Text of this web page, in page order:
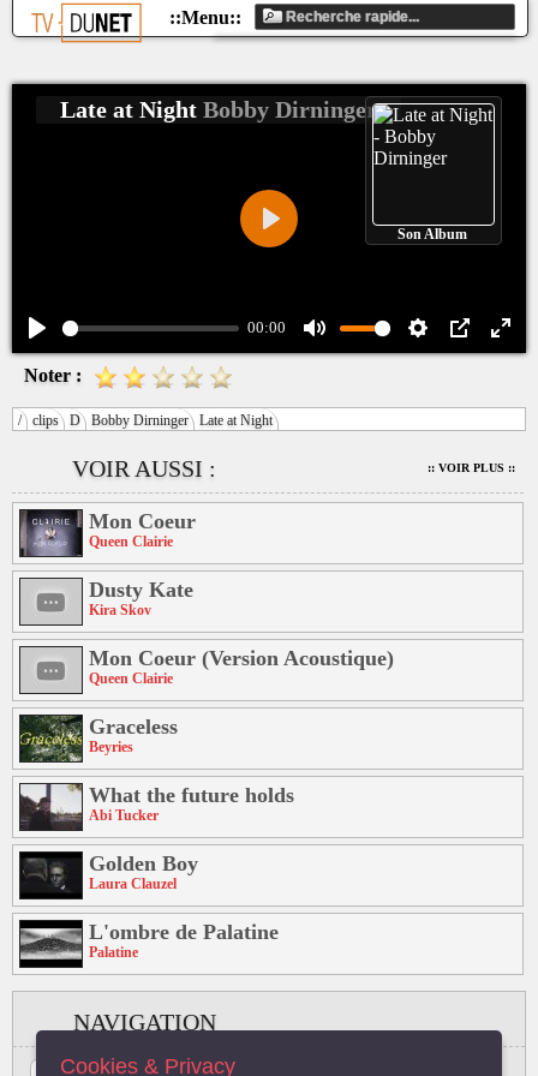
Play
00:00
Mute Settings
PIP
Play
Late at Night Bobby Dirninger
Son Album
/ clips D Bobby Dirninger Late at Night
VOIR AUSSI : :: VOIR PLUS ::
Mon Coeur
Queen Clairie
Dusty Kate
Kira Skov
Mon Coeur (Version Acoustique)
Queen Clairie
Graceless
Beyries
What the future holds
Abi Tucker
Golden Boy
Laura Clauzel
L'ombre de Palatine
Palatine
NAVIGATION
Noter :
Cookies & Privacy